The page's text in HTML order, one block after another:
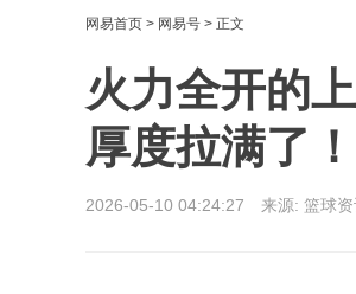
网易首页 > 网易号 > 正文
火力全开的
厚度拉满了！
2026-05-10 04:24:27 来源: 篮球资